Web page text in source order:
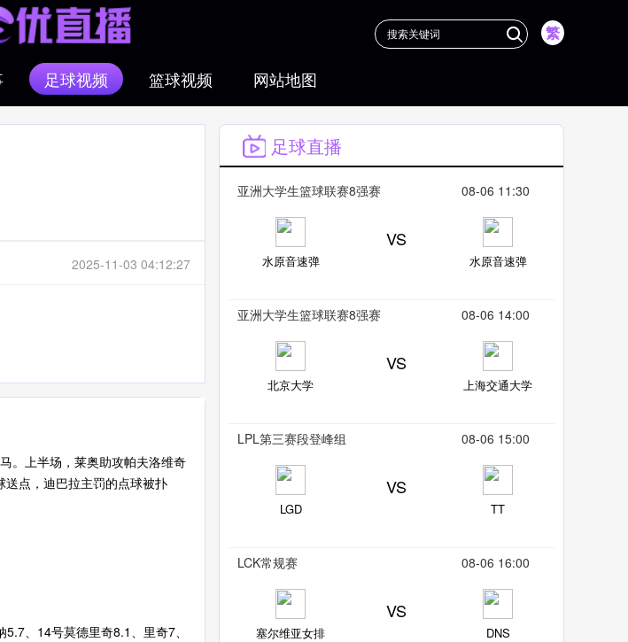
繁
足球视频 篮球视频 网站地图
2025-11-03 04:12:27
。上半场，莱奥助攻帕夫洛维奇
点，迪巴拉主罚的点球被扑
、14号莫德里奇8.1、里奇7、
足球直播
亚洲大学生篮球联赛8强赛 08-06 11:30
水原音速弹
VS
水原音速弹
亚洲大学生篮球联赛8强赛 08-06 14:00
北京大学
VS
上海交通大学
LPL第三赛段登峰组 08-06 15:00
LGD
VS
TT
LCK常规赛 08-06 16:00
塞尔维亚女排
VS
DNS